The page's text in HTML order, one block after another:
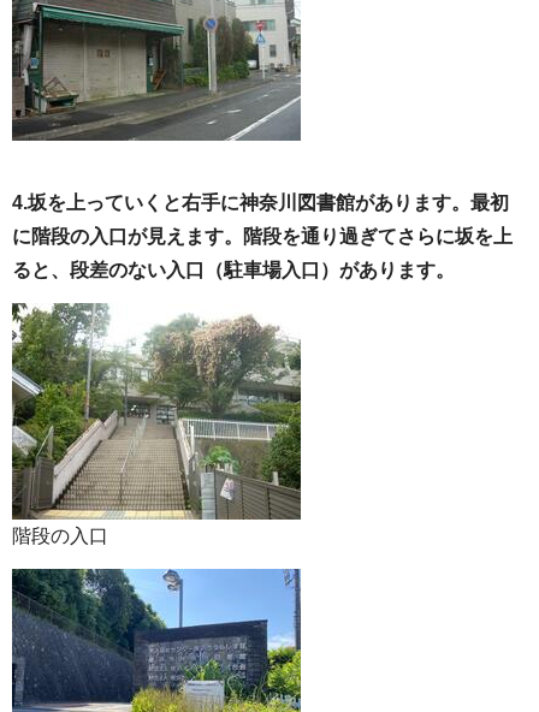
4.坂を上っていくと右手に神奈川図書館があります。最初
に階段の入口が見えます。階段を通り過ぎてさらに坂を上
ると、段差のない入口（駐車場入口）があります。
階段の入口